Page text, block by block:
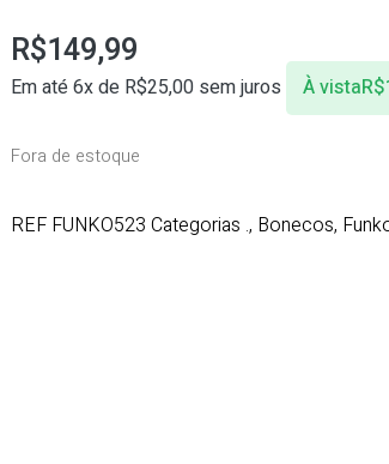
R$149,99
Em até 6x de R$25,00 sem juros À vistaR$
Fora de estoque
REF FUNKO523 Categorias ., Bonecos,